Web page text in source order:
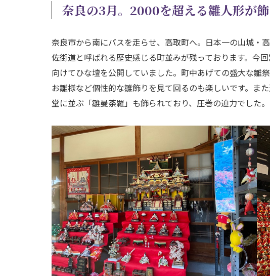
奈良の3月。2000を超える雛人形が
奈良市から南にバスを走らせ、高取町へ。日本一の山城・
佐街道と呼ばれる歴史感じる町並みが残っております。今
向けてひな壇を公開していました。町中あげての盛大な雛
お雛様など個性的な雛飾りを見て回るのも楽しいです。ま
堂に並ぶ「雛曼荼羅」も飾られており、圧巻の迫力でした。